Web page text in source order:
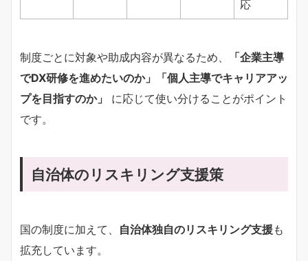
応
制度ごとに対象や助成内容が異なるため、
「企業主導
でDX研修を進めたいのか」「個人主導でキャリアアッ
プを目指すのか」
に応じて使い分けることがポイント
です。
自治体のリスキリング支援策
国の制度に加えて、 自治体独自のリスキリング支援も
拡充しています。